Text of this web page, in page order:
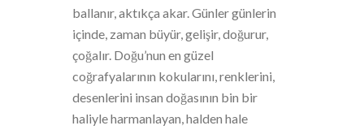
ballanır, aktıkça akar. Günler günlerin
içinde, zaman büyür, gelişir, doğurur,
çoğalır. Doğu’nun en güzel
coğrafyalarının kokularını, renklerini,
desenlerini insan doğasının bin bir
haliyle harmanlayan, halden hale